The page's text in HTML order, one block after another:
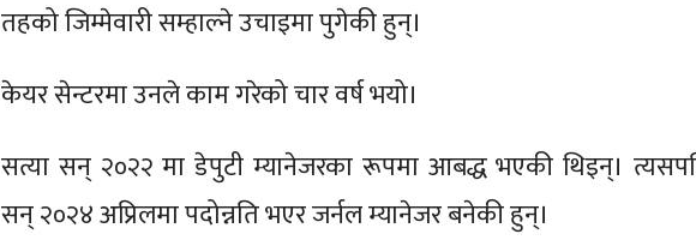
तहको जिम्मेवारी सम्हाल्ने उचाइमा पुगेकी हुन्।
केयर सेन्टरमा उनले काम गरेको चार वर्ष भयो।
सत्या सन् २०२२ मा डेपुटी म्यानेजरका रूपमा आबद्ध भएकी थिइन्।
सन् २०२४ अप्रिलमा पदोन्नति भएर जर्नल म्यानेजर बनेकी हुन्।